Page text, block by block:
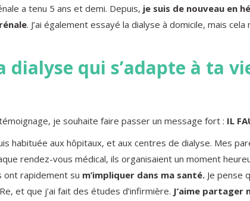
a tenu 5 ans et demi. Depuis, je suis de nouveau en
. J’ai également essayé la dialyse à domicile, mais
dialyse qui s’adapte à ta
je souhaite faire passer un message fort : IL
habituée aux hôpitaux, et aux centres de dialyse. Mes
rendez-vous médical, ils organisaient un moment
ont rapidement su m’impliquer dans ma santé. Je pense
et que j’ai fait des études d’infirmière. J’aime